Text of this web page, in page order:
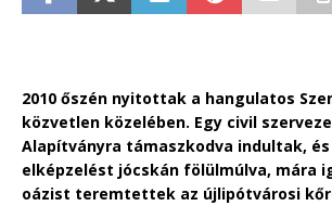
2010 őszén nyitottak a hangulatos
közvetlen közelében. Egy civil
Alapítványra támaszkodva indultak,
elképzelést jócskán fölülmúlva, mára
oázist teremtettek az újlipótvárosi